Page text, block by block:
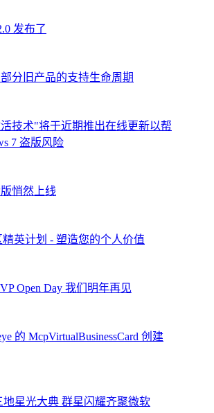
发布了
分旧产品的支持生命周期
技术"将于近期推出在线更新以帮
7 盗版风险
悄然上线
英计划 - 塑造您的个人价值
Open Day 我们明年再见
的 McpVirtualBusinessCard 创建
地星光大典 群星闪耀齐聚微软